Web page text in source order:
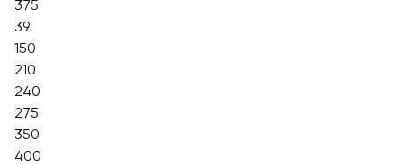
375
39
150
210
240
275
350
400